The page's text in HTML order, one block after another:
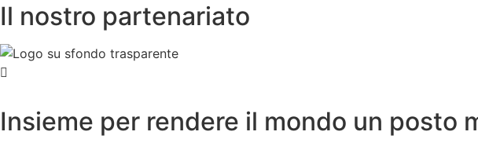
Il nostro partenariato
Insieme per rendere il mondo un posto